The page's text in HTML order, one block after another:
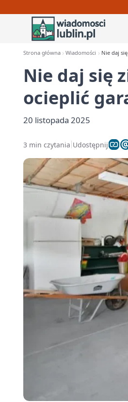
Strona główna Wiadomości Nie daj
Nie daj się
ocieplić
20 listopada 2025
3 min czytania Udostępnij